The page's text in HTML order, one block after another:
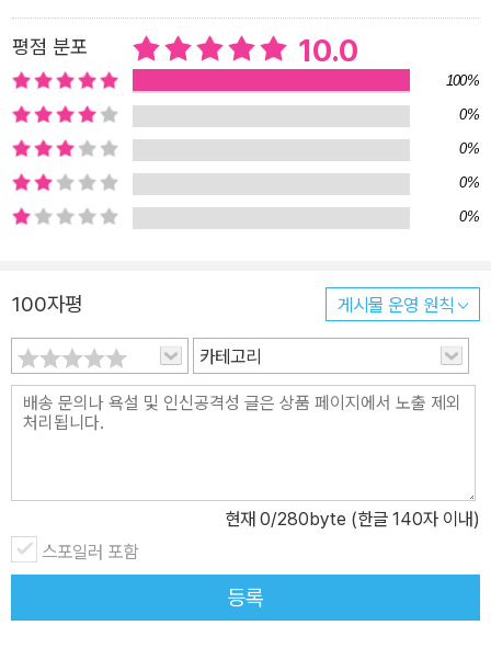
써야 합니다. 이때 풀이를 쓰는 연습이 되어 있지 않으면 어디서부터
어디까지, 어떻게 풀이 과정을 써야 하는지 막막할 수밖에 없습니다.
덧셈식과 뺄셈식을 정확하게 쓰는 것은 물론, 수학 용어를 사용하여
간단명료하게 설명하기, 문제 해결 전략 세우기에 따라 과정 쓰기 등
절차에 따라 풀이 과정을 논리적으로 쓰는 연습을 해야 합니다. ▶ 기
적의 수학 문장제로 해결하자! [기적솔루션1] 문제읽기와 문제이해
“핵심어독해법으로 문제읽기 훈련을 해요.” 정보와 조건이 있는 수학
문장제에서 핵심어란 구하는 것, 주어진 것이에요. 기적의 수학 문장
제에서는 문제마다 핵심어에 밑줄을 긋고, 동그라미 하는 습관을 통
해 핵심어독해법을 자연스럽게 익힐 수 있습니다. 2. 핵심어를 중심
으로 수학 독해를 합니다. 수학 독해는 문제 속에 숨겨진 수학적 표현,
용어, 개념을 찾아 해석하는 것이에요. 기적의 수학 문장제에서는 핵
심어(조건) 정리하기, 핵심어(수학용어)의 뜻과 특징 쓰기 등 핵심어
록 훈련합니다. [기적솔루션2] 문제해결과 풀이쓰기 “절차학습법으
따라 해결합니다. 1. 문제에서 구하는 것이 무엇인지 알아봅니다. 2.
주어진 것이 무엇인지 알아봅니다. 3. 문제해결 방법을 생각한 다음
절차에 따라 문제를 해결합니다. 4. 답이 맞는지 검토합니다. 기적의
평점 분포 10.0
100%
0%
0%
0%
0%
100자평 게시물 운영 원칙
카테고리
현재 0/280byte (한글 140자 이내)
스포일러 포함
등록